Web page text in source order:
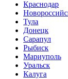
Краснодар
Тула
Донецк
Сарапул
Рыбиск
Мариуполь
Уральск
Калуга